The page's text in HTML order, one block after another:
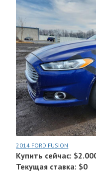
2014 FORD FUSION
Купить сейчас:
Текущая ставка: $0